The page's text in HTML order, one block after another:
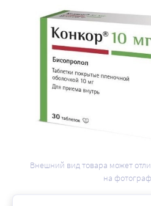
Внешний вид товара может
на